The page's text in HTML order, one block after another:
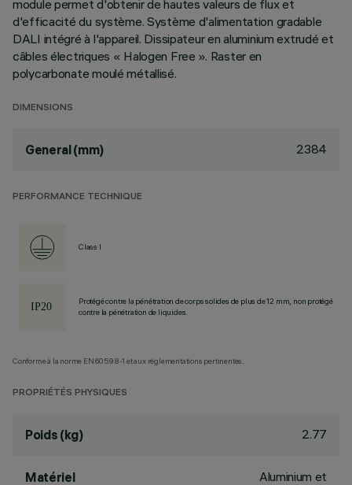
module permet d'obtenir de hautes valeurs de flux et
d'efficacité du système. Système d'alimentation gradable
DALI intégré à l'appareil. Dissipateur en aluminium extrudé et
câbles électriques « Halogen Free ». Raster en
polycarbonate moulé métallisé.
DIMENSIONS
General (mm) 2384
PERFORMANCE TECHNIQUE
Class I
Protégé contre la pénétration de corps solides de plus de 12 mm, non protégé
contre la pénétration de liquides.
Conforme à la norme EN60598-1 et aux réglementations pertinentes.
PROPRIÉTÉS PHYSIQUES
Poids (kg) 2.77
Matériel
Aluminium et